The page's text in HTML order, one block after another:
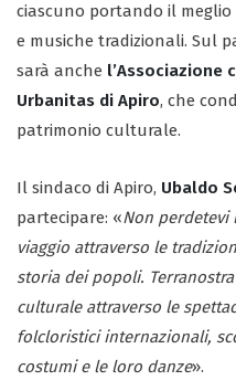
ciascuno portando il
e musiche tradizionali. Sul
sarà anche
Urbanitas di Apiro, che
patrimonio culturale.
Il sindaco di Apiro, Ubaldo
partecipare: «Non perdetevi
viaggio attraverso le
storia dei popoli.
culturale attraverso le
folcloristici internazionali,
costumi e le loro danze».